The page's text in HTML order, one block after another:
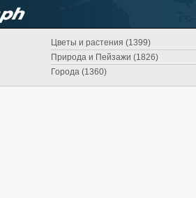
Цветы и растения (1399)
Природа и Пейзажи (1826)
Города (1360)